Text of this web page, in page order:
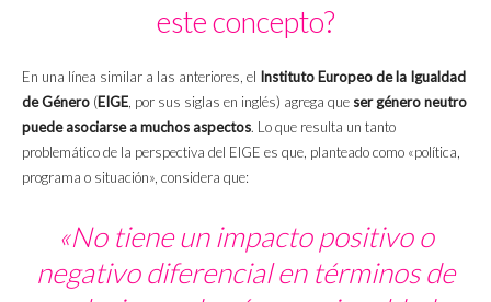
este concepto?
En una línea similar a las anteriores, el Instituto Europeo de la Igualdad
de Género (EIGE, por sus siglas en inglés) agrega que ser género neutro
puede asociarse a muchos aspectos. Lo que resulta un tanto
problemático de la perspectiva del EIGE es que, planteado como «política,
programa o situación», considera que:
«No tiene un impacto positivo o
negativo diferencial en términos de